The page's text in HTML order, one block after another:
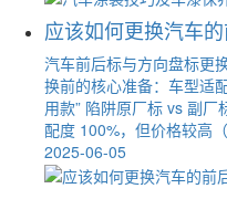
应该如何更换汽车
汽车前后标与方向盘标更
换前的核心准备：车型适
用款” 陷阱原厂标 vs 副
配度 100%，但价格较高
2025-06-05